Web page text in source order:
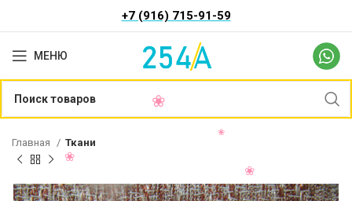
+7 (916) 715-91-59
МЕНЮ
Главная Ткани